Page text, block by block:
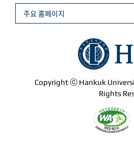
Copyright ⓒ Hankuk
Rights
주요 홈페이지